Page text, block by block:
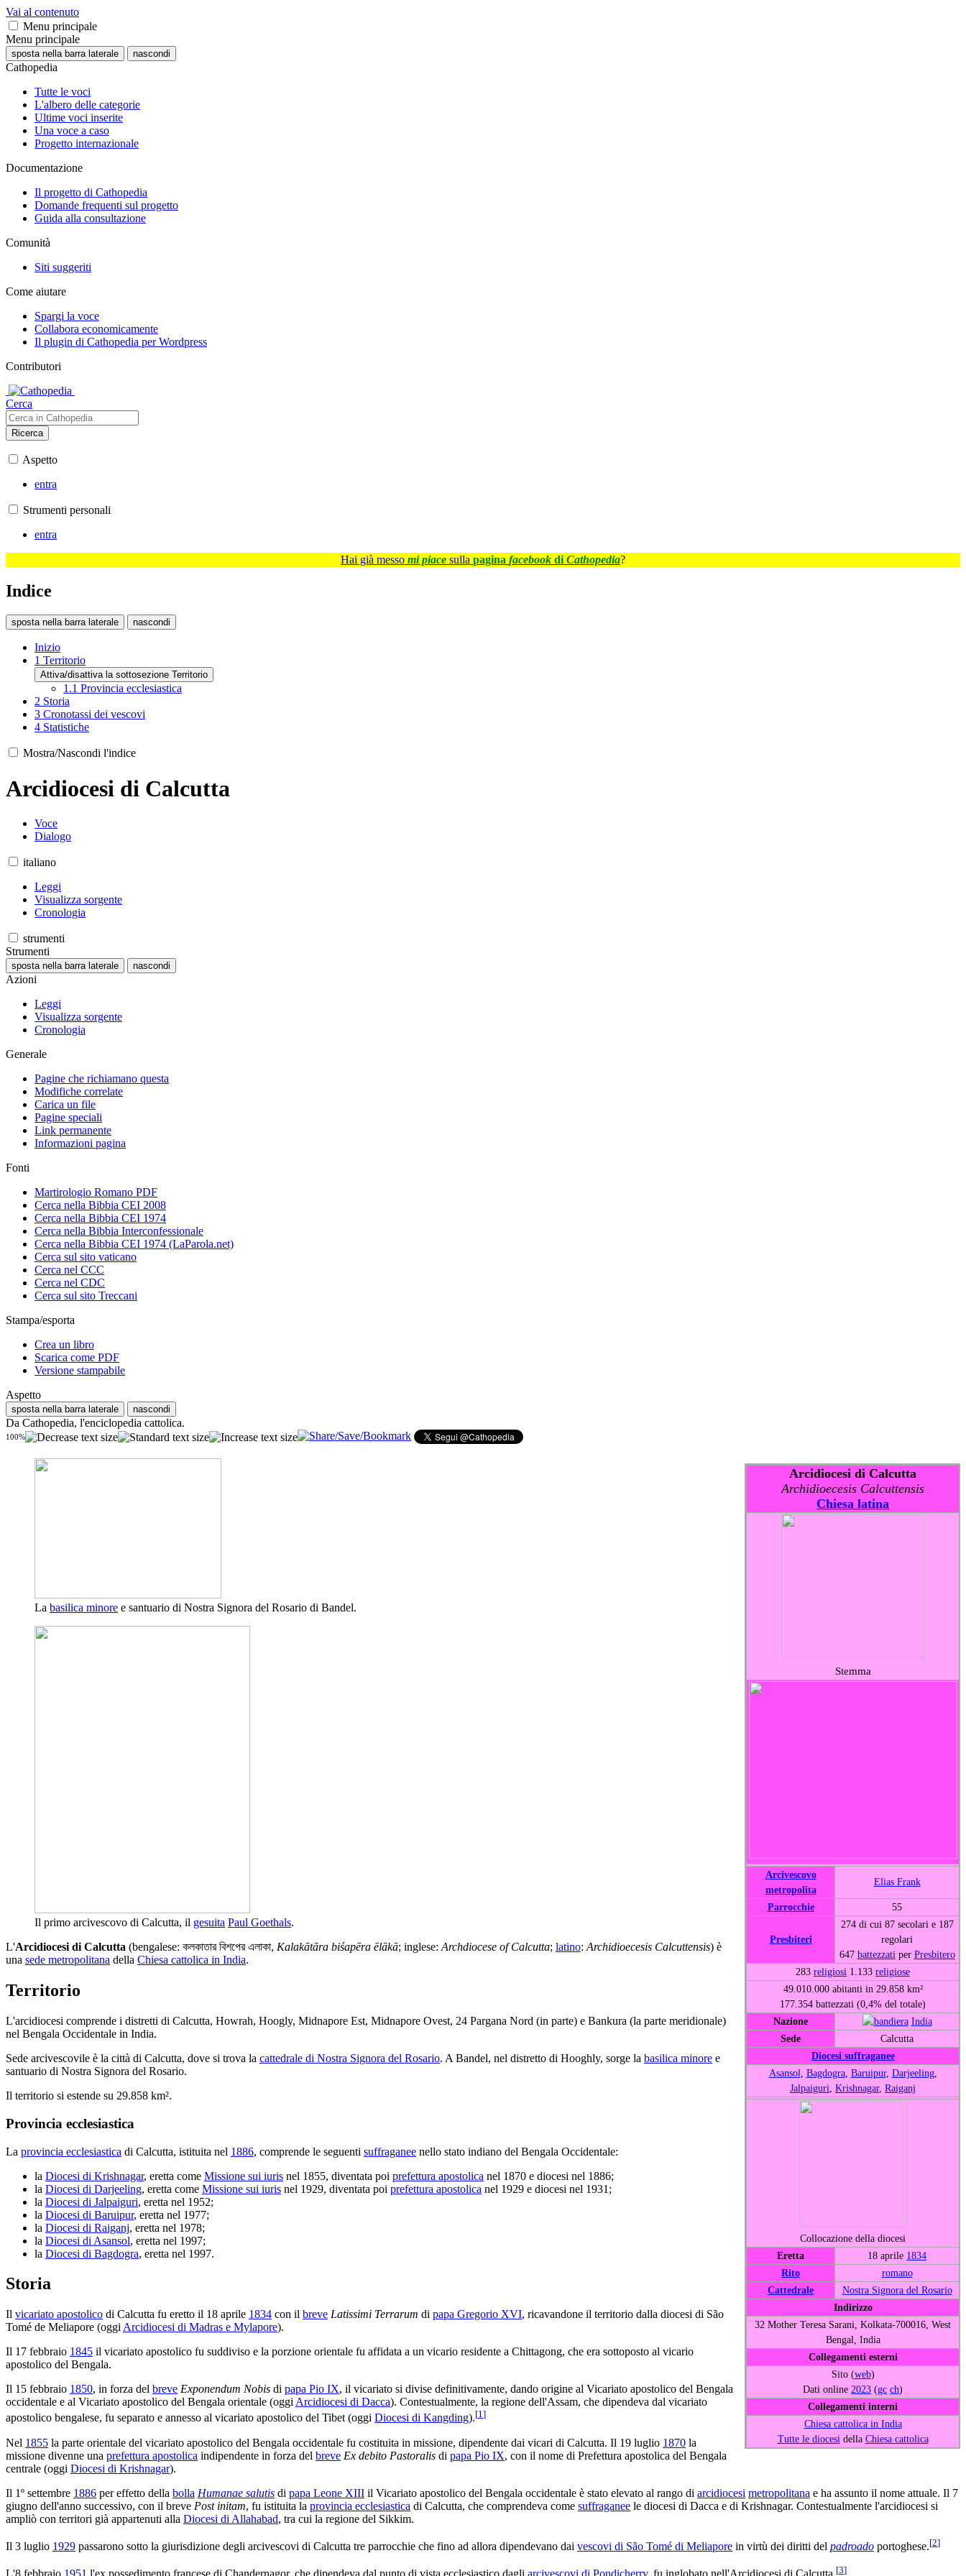
Vai al contenuto
Menu principale
Menu principale
sposta nella barra laterale nascondi
Cathopedia
Tutte le voci
L'albero delle categorie
Ultime voci inserite
Una voce a caso
Progetto internazionale
Documentazione
Il progetto di Cathopedia
Domande frequenti sul progetto
Guida alla consultazione
Comunità
Siti suggeriti
Come aiutare
Spargi la voce
Collabora economicamente
Il plugin di Cathopedia per Wordpress
Contributori
Cerca
Ricerca
Aspetto
entra
Strumenti personali
entra
Hai già messo mi piace sulla pagina facebook di Cathopedia?
Indice
sposta nella barra laterale nascondi
Inizio
1 Territorio
Attiva/disattiva la sottosezione Territorio
1.1 Provincia ecclesiastica
2 Storia
3 Cronotassi dei vescovi
4 Statistiche
Mostra/Nascondi l'indice
Arcidiocesi di Calcutta
Voce
Dialogo
italiano
Leggi
Visualizza sorgente
Cronologia
strumenti
Strumenti
sposta nella barra laterale nascondi
Azioni
Leggi
Visualizza sorgente
Cronologia
Generale
Pagine che richiamano questa
Modifiche correlate
Carica un file
Pagine speciali
Link permanente
Informazioni pagina
Fonti
Martirologio Romano PDF
Cerca nella Bibbia CEI 2008
Cerca nella Bibbia CEI 1974
Cerca nella Bibbia Interconfessionale
Cerca nella Bibbia CEI 1974 (LaParola.net)
Cerca sul sito vaticano
Cerca nel CCC
Cerca nel CDC
Cerca sul sito Treccani
Stampa/esporta
Crea un libro
Scarica come PDF
Versione stampabile
Aspetto
sposta nella barra laterale nascondi
Da Cathopedia, l'enciclopedia cattolica.
100%
Arcidiocesi di Calcutta
Archidioecesis Calcuttensis
Chiesa latina
Stemma
Arcivescovo
metropolita
Elias Frank
Parrocchie 55
Presbiteri
274 di cui 87 secolari e 187
regolari
647 battezzatiper Presbitero
283 religiosi 1.133 religiose
49.010.000 abitanti in 29.858 km²
177.354 battezzati (0,4% del totale)
Nazione
India
Sede
Calcutta
Diocesi suffraganee
Asansol, Bagdogra, Baruipur, Darjeeling,
Jalpaiguri, Krishnagar, Raiganj
Collocazione della diocesi
Eretta
18 aprile 1834
Rito
romano
Cattedrale
Nostra Signora del Rosario
Indirizzo
32 Mother Teresa Sarani, Kolkata-700016, West
Bengal, India
Collegamenti esterni
Sito (web)
Dati online 2023 (gc ch)
Collegamenti interni
Chiesa cattolica in India
Tutte le diocesidella Chiesa cattolica
La basilica minore e santuario di Nostra Signora del Rosario di Bandel.
Il primo arcivescovo di Calcutta, il gesuita Paul Goethals.
L'Arcidiocesi di Calcutta (bengalese: কলকাতার বিশপের এলাকা, Kalakātāra biśapēra ēlākā; inglese: Archdiocese of Calcutta; latino: Archidioecesis Calcuttensis) è
una sede metropolitana della Chiesa cattolica in India.
Territorio
L'arcidiocesi comprende i distretti di Calcutta, Howrah, Hoogly, Midnapore Est, Midnapore Ovest, 24 Pargana Nord (in parte) e Bankura (la parte meridionale)
nel Bengala Occidentale in India.
Sede arcivescovile è la città di Calcutta, dove si trova la cattedrale di Nostra Signora del Rosario. A Bandel, nel distretto di Hooghly, sorge la basilica minore e
santuario di Nostra Signora del Rosario.
Il territorio si estende su 29.858 km².
Provincia ecclesiastica
La provincia ecclesiastica di Calcutta, istituita nel 1886, comprende le seguenti suffraganee nello stato indiano del Bengala Occidentale:
la Diocesi di Krishnagar, eretta come Missione sui iuris nel 1855, diventata poi prefettura apostolica nel 1870 e diocesi nel 1886;
la Diocesi di Darjeeling, eretta come Missione sui iuris nel 1929, diventata poi prefettura apostolica nel 1929 e diocesi nel 1931;
la Diocesi di Jalpaiguri, eretta nel 1952;
la Diocesi di Baruipur, eretta nel 1977;
la Diocesi di Raiganj, eretta nel 1978;
la Diocesi di Asansol, eretta nel 1997;
la Diocesi di Bagdogra, eretta nel 1997.
Storia
Il vicariato apostolico di Calcutta fu eretto il 18 aprile 1834 con il breve Latissimi Terrarum di papa Gregorio XVI, ricavandone il territorio dalla diocesi di São
Tomé de Meliapore (oggi Arcidiocesi di Madras e Mylapore).
Il 17 febbraio 1845 il vicariato apostolico fu suddiviso e la porzione orientale fu affidata a un vicario residente a Chittagong, che era sottoposto al vicario
apostolico del Bengala.
Il 15 febbraio 1850, in forza del breve Exponendum Nobis di papa Pio IX, il vicariato si divise definitivamente, dando origine al Vicariato apostolico del Bengala
occidentale e al Vicariato apostolico del Bengala orientale (oggi Arcidiocesi di Dacca). Contestualmente, la regione dell'Assam, che dipendeva dal vicariato
apostolico bengalese, fu separato e annesso al vicariato apostolico del Tibet (oggi Diocesi di Kangding).[1]
Nel 1855 la parte orientale del vicariato apostolico del Bengala occidentale fu costituita in missione, dipendente dai vicari di Calcutta. Il 19 luglio 1870 la
missione divenne una prefettura apostolica indipendente in forza del breve Ex debito Pastoralis di papa Pio IX, con il nome di Prefettura apostolica del Bengala
centrale (oggi Diocesi di Krishnagar).
Il 1º settembre 1886 per effetto della bolla Humanae salutis di papa Leone XIII il Vicariato apostolico del Bengala occidentale è stato elevato al rango di arcidiocesi metropolitana e ha assunto il nome attuale. Il 7
giugno dell'anno successivo, con il breve Post initam, fu istituita la provincia ecclesiastica di Calcutta, che comprendeva come suffraganee le diocesi di Dacca e di Krishnagar. Contestualmente l'arcidiocesi si
ampliò con territori già appartenuti alla Diocesi di Allahabad, tra cui la regione del Sikkim.
Il 3 luglio 1929 passarono sotto la giurisdizione degli arcivescovi di Calcutta tre parrocchie che fino ad allora dipendevano dai vescovi di São Tomé di Meliapore in virtù dei diritti del padroado portoghese.[2]
[3]